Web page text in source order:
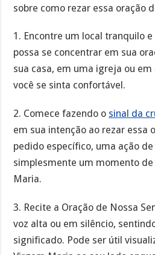
sobre como rezar essa oração
1. Encontre um local tranquilo
possa se concentrar em sua
sua casa, em uma igreja ou
você se sinta confortável.
2. Comece fazendo o sinal da
em sua intenção ao rezar essa
pedido específico, uma ação
simplesmente um momento de
Maria.
3. Recite a Oração de Nossa
voz alta ou em silêncio,
significado. Pode ser útil